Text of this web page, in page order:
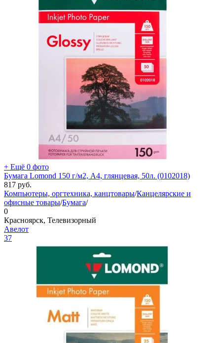
+ Ещё 0 фото
Бумага Lomond 150 г/м2, A4, глянцевая, 50л. (0102018)
817 руб.
Компьютеры, оргтехника, канцтовары/Канцелярские и
офисные товары/Бумага/
0
Красноярск, Телевизорный
Авелот
37